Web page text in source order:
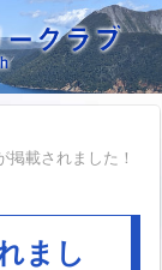
掲載されました！
まし